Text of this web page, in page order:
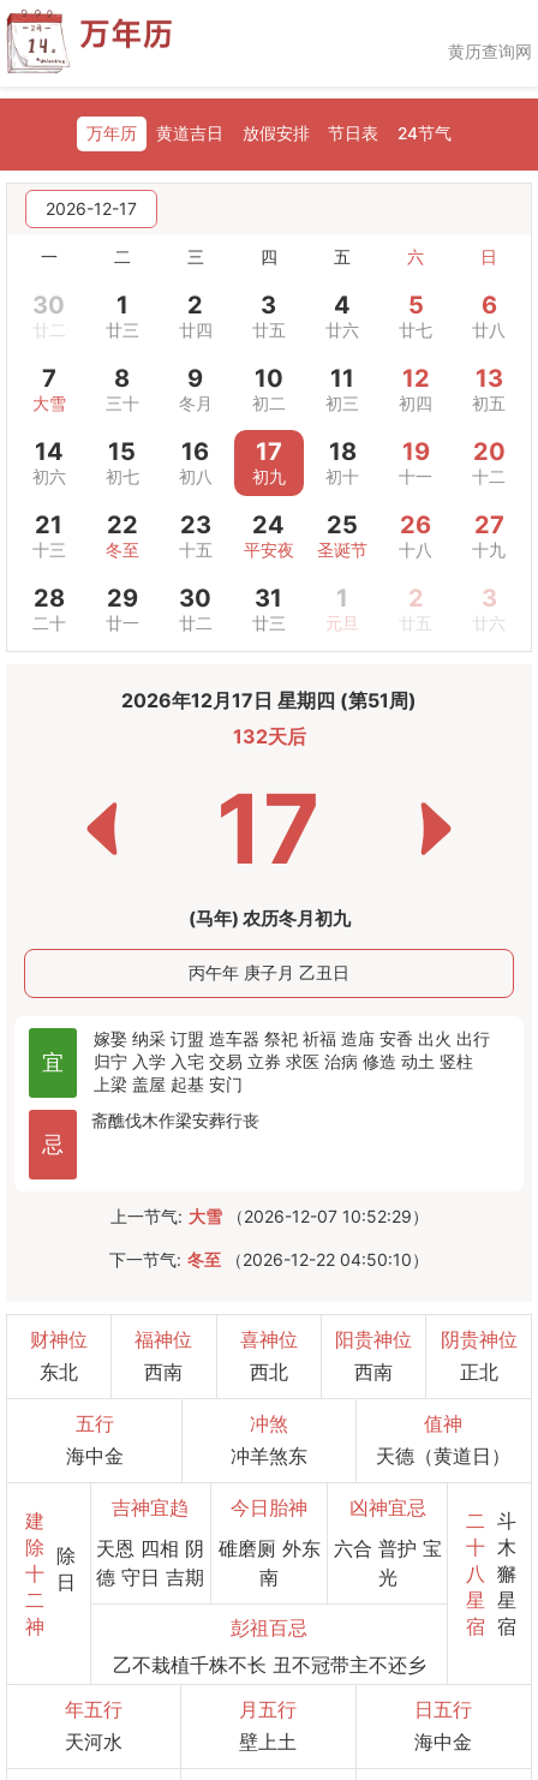
黄历查询网
万年历 黄道吉日 放假安排 节日表 24节气
2026-12-17
一 二 三 四 五 六 日
30 1
廿三
2
廿四
3
廿五
4
廿六
5
廿七
6
廿八
7
大雪
8
三十
9
冬月
10
初二
11
初三
12
初四
13
初五
14
初六
15
初七
16
初八
17
初九
18
初十
19
十一
20
十二
21
十三
22
冬至
23
十五
24
平安夜
25
圣诞节
26
十八
27
十九
28
二十
29
廿一
30
廿二
31
廿三
1
元旦
2
廿五
3
廿六
2026年12月17日 星期四 (第51周)
132天后
17
(马年) 农历冬月初九
丙午年 庚子月 乙丑日
宜
嫁娶 纳采 订盟 造车器 祭祀 祈福 造庙 安香 出火 出行
归宁 入学 入宅 交易 立券 求医 治病 修造 动土 竖柱
上梁 盖屋 起基 安门
忌
斋醮伐木作梁安葬行丧
上一节气: 大雪 （2026-12-07 10:52:29）
下一节气: 冬至 （2026-12-22 04:50:10）
财神位
东北
福神位
西南
喜神位
西北
阳贵神位
西南
阴贵神位
正北
五行
海中金
冲煞
冲羊煞东
值神
天德（黄道日）
建
除
十
二
神
除
日
吉神宜趋
天恩 四相 阴
德 守日 吉期
今日胎神
碓磨厕 外东
南
凶神宜忌
六合 普护 宝
光
彭祖百忌
乙不栽植千株不长 丑不冠带主不还乡
二
十
八
星
宿
斗
木
獬
星
宿
年五行
天河水
月五行
壁上土
日五行
海中金